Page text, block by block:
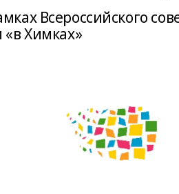
Всероссийского
«в Химках»